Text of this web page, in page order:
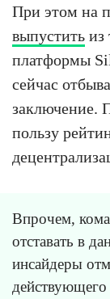
При этом на
выпустить из
платформы
сейчас
заключение.
пользу
Впрочем,
отставать в
инсайдеры
действующего